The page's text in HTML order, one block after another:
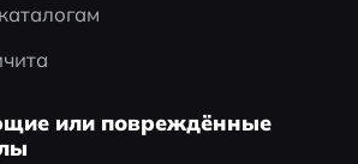
или повреждённые